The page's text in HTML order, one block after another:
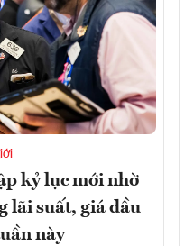
kỷ lục mới nhờ
lãi suất, giá dầu
này